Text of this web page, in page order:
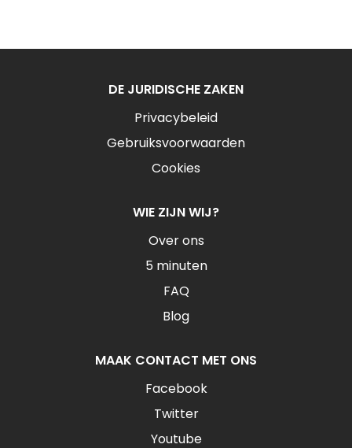
DE JURIDISCHE ZAKEN
Privacybeleid
Gebruiksvoorwaarden
Cookies
WIE ZIJN WIJ?
Over ons
5 minuten
FAQ
Blog
MAAK CONTACT MET ONS
Facebook
Twitter
Youtube